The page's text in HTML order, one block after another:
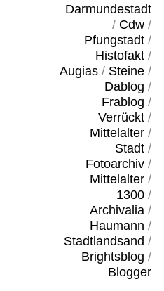
Darmundestadt
/ Cdw/
Pfungstadt/
Histofakt/
Augias/ Steine/
Dablog /
Frablog /
Verrückt/
Mittelalter/
Stadt/
Fotoarchiv/
Mittelalter/
1300/
Archivalia/
Haumann /
Stadtlandsand /
Brightsblog /
Blogger